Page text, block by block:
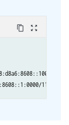
content_copy zoom_out_map
116